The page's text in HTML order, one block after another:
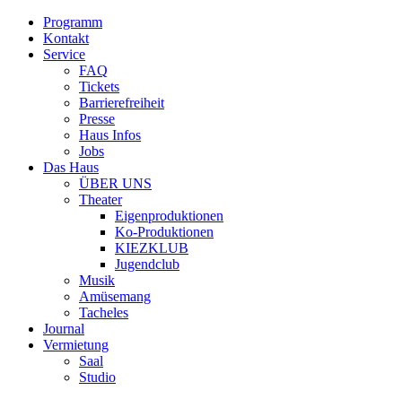
Programm
Kontakt
Service
FAQ
Tickets
Barrierefreiheit
Presse
Haus Infos
Jobs
Das Haus
ÜBER UNS
Theater
Eigenproduktionen
Ko-Produktionen
KIEZKLUB
Jugendclub
Musik
Amüsemang
Tacheles
Journal
Vermietung
Saal
Studio